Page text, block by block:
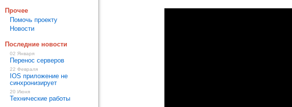
Прочее
Помочь проекту
Новости
Последние новости
02 Января
Перенос серверов
22 Февраля
IOS приложение не
синхронизирует
20 Июня
Технические работы